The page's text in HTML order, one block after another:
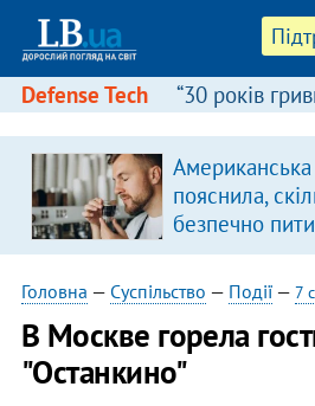
Defense Tech “30 років
Американська
пояснила,
безпечно
Головна — Суспільство — Події— 7
В Москве горела
"Останкино"